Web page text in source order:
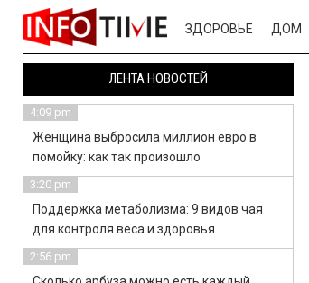
ЗДОРОВЬЕ ДОМ
ЛЕНТА НОВОСТЕЙ
4:09 pm
Женщина выбросила миллион евро в
помойку: как так произошло
3:20 pm
Поддержка метаболизма: 9 видов чая
для контроля веса и здоровья
2:56 pm